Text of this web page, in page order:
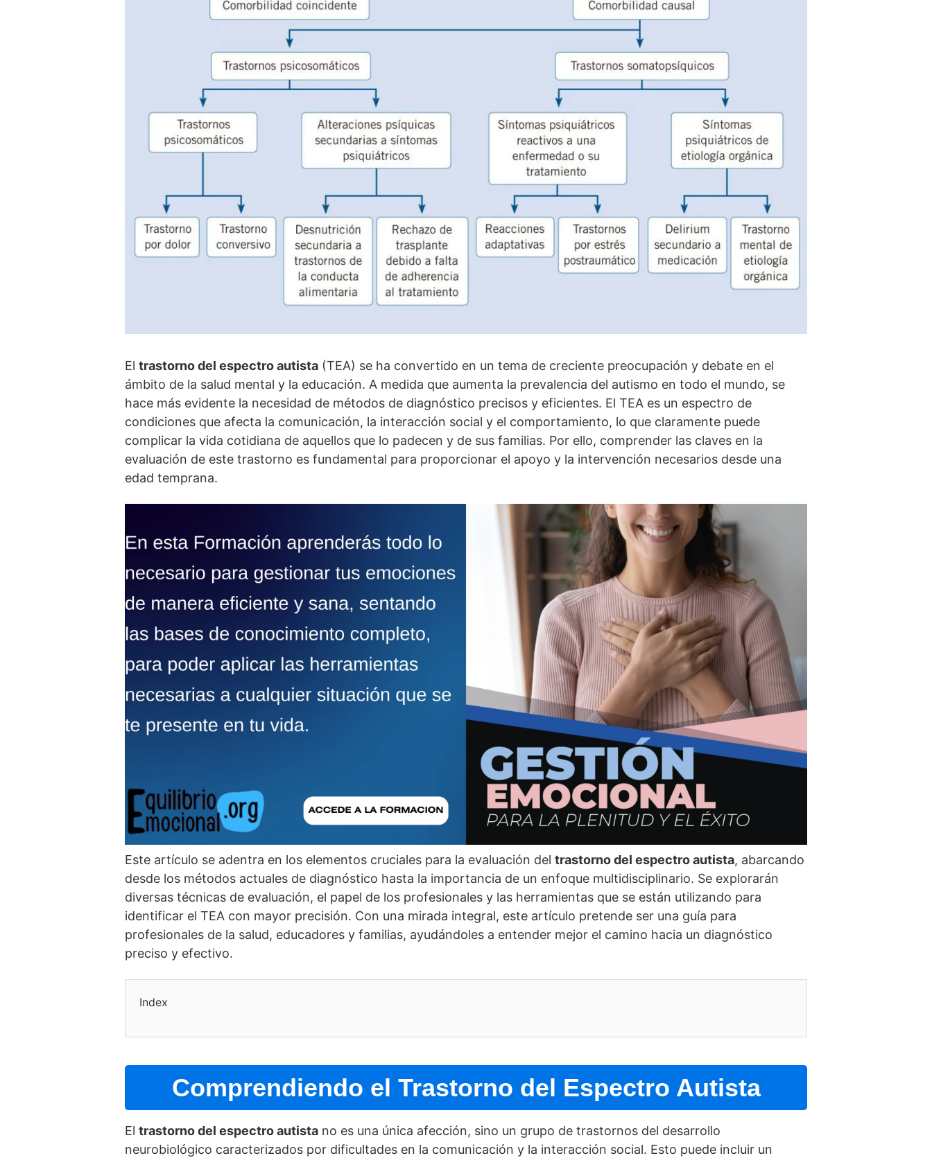
El trastorno del espectro autista (TEA) se ha convertido en un tema de creciente preocupación y debate en el
ámbito de la salud mental y la educación. A medida que aumenta la prevalencia del autismo en todo el mundo, se
hace más evidente la necesidad de métodos de diagnóstico precisos y eficientes. El TEA es un espectro de
condiciones que afecta la comunicación, la interacción social y el comportamiento, lo que claramente puede
complicar la vida cotidiana de aquellos que lo padecen y de sus familias. Por ello, comprender las claves en la
evaluación de este trastorno es fundamental para proporcionar el apoyo y la intervención necesarios desde una
edad temprana.
Este artí­culo se adentra en los elementos cruciales para la evaluación del trastorno del espectro autista, abarcando
desde los métodos actuales de diagnóstico hasta la importancia de un enfoque multidisciplinario. Se explorarán
diversas técnicas de evaluación, el papel de los profesionales y las herramientas que se están utilizando para
identificar el TEA con mayor precisión. Con una mirada integral, este artí­culo pretende ser una guí­a para
profesionales de la salud, educadores y familias, ayudándoles a entender mejor el camino hacia un diagnóstico
preciso y efectivo.
Index
Comprendiendo el Trastorno del Espectro Autista
El trastorno del espectro autista no es una única afección, sino un grupo de trastornos del desarrollo
neurobiológico caracterizados por dificultades en la comunicación y la interacción social. Esto puede incluir un